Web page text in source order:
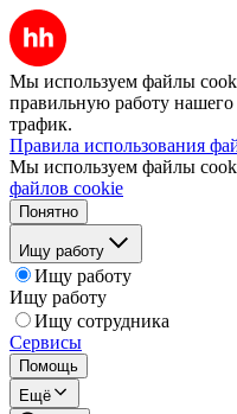
Мы используем файлы
правильную работу нашего
трафик.
Правила использования
Мы используем файлы
файлов cookie
Понятно
Ищу работу
Ищу работу
Ищу работу
Ищу сотрудника
Сервисы
Помощь
Ещё